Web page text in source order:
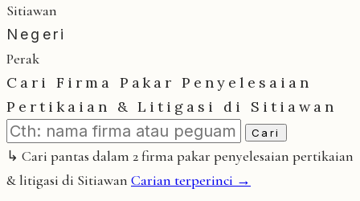
Sitiawan
Negeri
Perak
Cari Firma Pakar Penyelesaian
Pertikaian & Litigasi di Sitiawan
Cari
↳ Cari pantas dalam 2 firma pakar penyelesaian pertikaian
& litigasi di Sitiawan Carian terperinci →